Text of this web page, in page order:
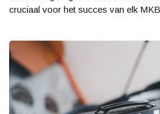
cruciaal voor het succes van elk